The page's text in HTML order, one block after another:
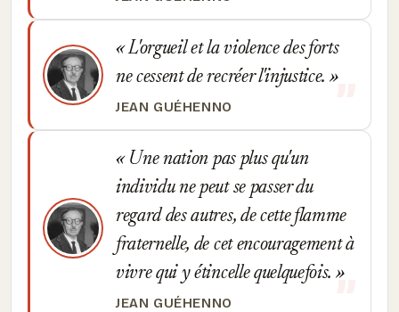
L'orgueil et la violence des forts
ne cessent de recréer l'injustice.
JEAN GUÉHENNO
Une nation pas plus qu'un
individu ne peut se passer du
regard des autres, de cette flamme
fraternelle, de cet encouragement à
vivre qui y étincelle quelquefois.
JEAN GUÉHENNO